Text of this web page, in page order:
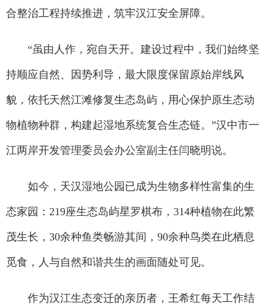
合整治工程持续推进，筑牢汉江安全屏障。
“虽由人作，宛自天开。建设过程中，我们始终坚
持顺应自然、因势利导，最大限度保留原始岸线风
貌，依托天然江滩修复生态岛屿，用心保护原生态动
物植物种群，构建起湿地系统复合生态链。”汉中市一
江两岸开发管理委员会办公室副主任闫晓明说。
如今，天汉湿地公园已成为生物多样性富集的生
态家园：219座生态岛屿星罗棋布，314种植物在此繁
茂生长，30余种鱼类畅游其间，90余种鸟类在此栖息
觅食，人与自然和谐共生的画面随处可见。
作为汉江生态变迁的亲历者，王希红每天工作结